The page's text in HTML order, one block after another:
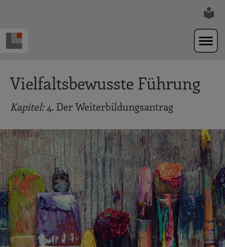
Vielfaltsbewusste Führung
Kapitel:4. Der Weiterbildungsantrag